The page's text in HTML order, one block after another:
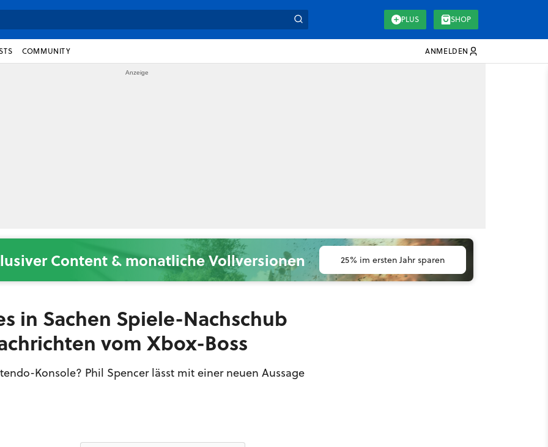
PLUS SHOP
COMMUNITY ANMELDEN
Content & monatliche Vollversionen 25% im ersten Jahr sparen
in Sachen Spiele-Nachschub
vom Xbox-Boss
Konsole? Phil Spencer lässt mit einer neuen Aussage